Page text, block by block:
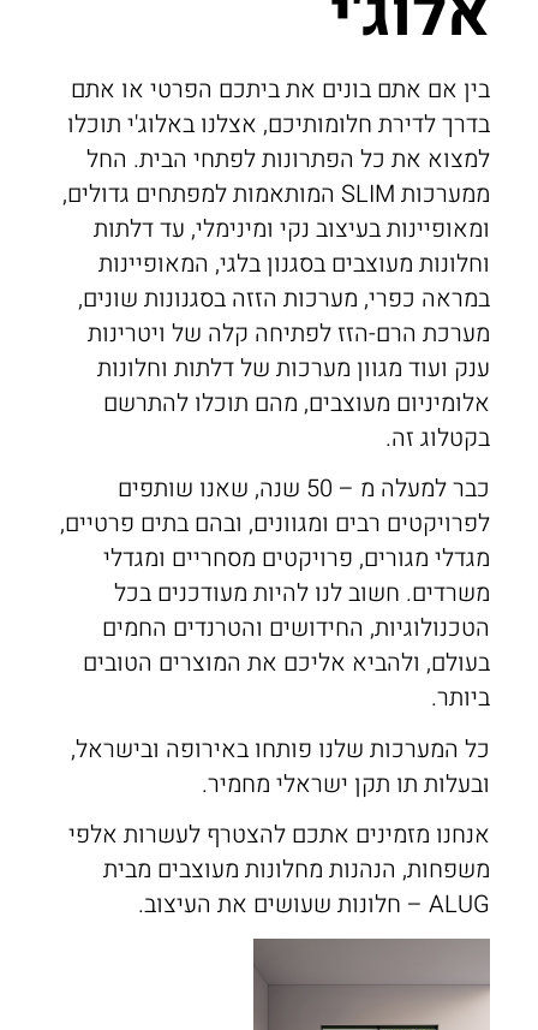
בין אם אתם בונים את ביתכם הפרטי או אתם
בדרך לדירת חלומותיכם, אצלנו באלוג'י תוכלו
למצוא את כל הפתרונות לפתחי הבית. החל
ממערכות SLIM המותאמות למפתחים גדולים,
ומאופיינות בעיצוב נקי ומינימלי, עד דלתות
וחלונות מעוצבים בסגנון בלגי, המאופיינות
במראה כפרי, מערכות הזזה בסגנונות שונים,
מערכת הרם-הזז לפתיחה קלה של ויטרינות
ענק ועוד מגוון מערכות של דלתות וחלונות
אלומיניום מעוצבים, מהם תוכלו להתרשם
בקטלוג זה.
כבר למעלה מ – 50 שנה, שאנו שותפים
לפרויקטים רבים ומגוונים, ובהם בתים פרטיים,
מגדלי מגורים, פרויקטים מסחריים ומגדלי
משרדים. חשוב לנו להיות מעודכנים בכל
הטכנולוגיות, החידושים והטרנדים החמים
בעולם, ולהביא אליכם את המוצרים הטובים
ביותר.
כל המערכות שלנו פותחו באירופה ובישראל,
ובעלות תו תקן ישראלי מחמיר.
אנחנו מזמינים אתכם להצטרף לעשרות אלפי
משפחות, הנהנות מחלונות מעוצבים מבית
ALUG – חלונות שעושים את העיצוב.